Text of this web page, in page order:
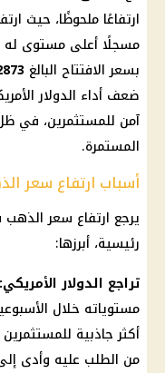
ارتفاعًا ملحوظًا، حيث
مسجلًا أعلى مستوى
بسعر الافتتاح البالغ 2873
ضعف أداء الدولار
آمن للمستثمرين، في ظل
المستمرة.
أسباب ارتفاع سعر
يرجع ارتفاع سعرالذهب
رئيسية، أبرزها:
تراجع الدولار الأمريكي:
مستوياته خلال
أكثر جاذبية
من الطلب عليه وأدى